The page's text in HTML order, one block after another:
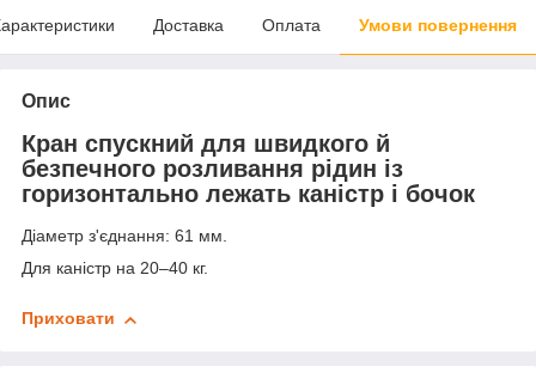
Доставка Оплата Умови повернення
Опис
Кран спускний для швидкого й
безпечного розливання рідин із
горизонтально лежать каністр і бочок
Діаметр з'єднання: 61 мм.
Для каністр на 20–40 кг.
Приховати